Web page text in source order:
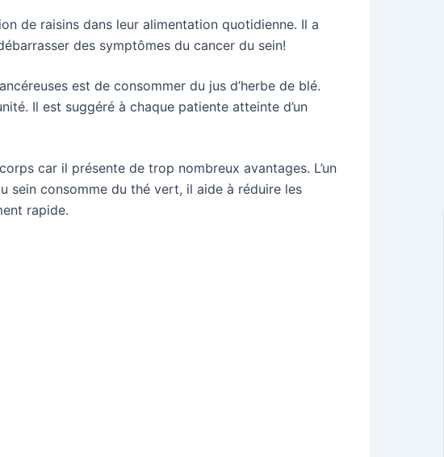
de raisins dans leur alimentation quotidienne. Il a
des symptômes du cancer du sein!
est de consommer du jus d’herbe de blé.
Il est suggéré à chaque patiente atteinte d’un
car il présente de trop nombreux avantages. L’un
sein consomme du thé vert, il aide à réduire les
rapide.